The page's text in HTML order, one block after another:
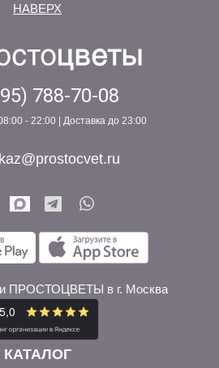
НАВЕРХ
788-70-08
- 22:00 | Доставка до 23:00
ПРОСТОЦВЕТЫ в г. Москва
КАТАЛОГ